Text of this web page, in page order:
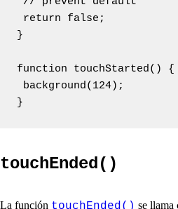
return false;
}
function touchStarted() {
background(124);
touchEnded()
La función touchEnded() se llama